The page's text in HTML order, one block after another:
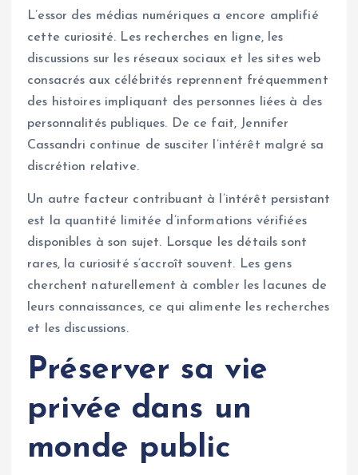
L’essor des médias numériques a encore amplifié
cette curiosité. Les recherches en ligne, les
discussions sur les réseaux sociaux et les sites web
consacrés aux célébrités reprennent fréquemment
des histoires impliquant des personnes liées à des
personnalités publiques. De ce fait, Jennifer
Cassandri continue de susciter l’intérêt malgré sa
discrétion relative.
Un autre facteur contribuant à l’intérêt persistant
est la quantité limitée d’informations vérifiées
disponibles à son sujet. Lorsque les détails sont
rares, la curiosité s’accroît souvent. Les gens
cherchent naturellement à combler les lacunes de
leurs connaissances, ce qui alimente les recherches
et les discussions.
Préserver sa vie
privée dans un
monde public